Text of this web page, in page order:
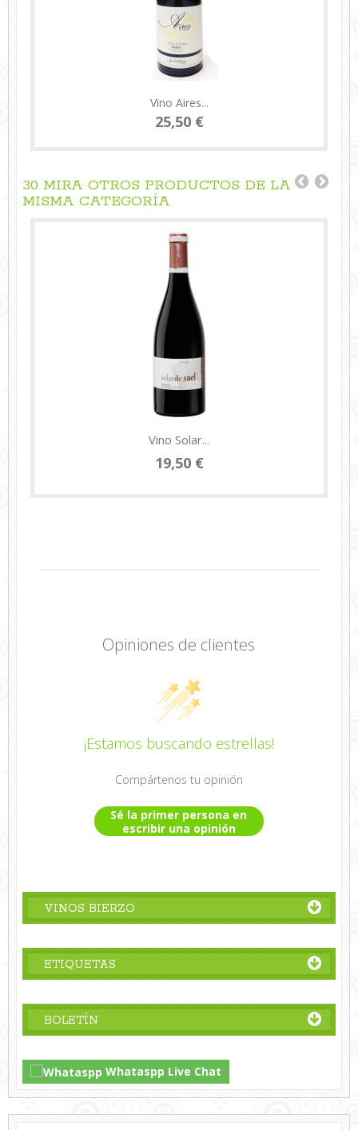
Vino Aires...
25,50 €
30 MIRA OTROS PRODUCTOS DE LA
MISMA CATEGORÍA
Vino Solar...
19,50 €
Opiniones de clientes
¡Estamos buscando estrellas!
Compártenos tu opinión
Sé la primer persona en
escribir una opinión
VINOS BIERZO
ETIQUETAS
BOLETÍN
Whataspp Live Chat